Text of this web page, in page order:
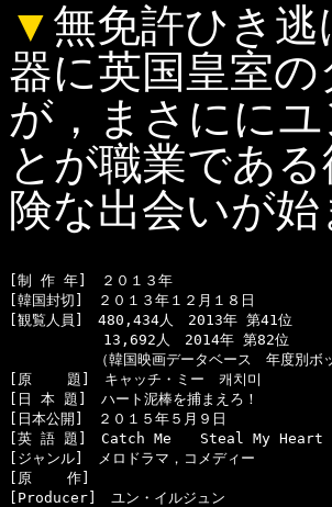
▼ 無免許ひき
器に英国皇室
が，まさにに
とが職業であ
険な出会いが始
[制 作 年]　２０１３年
[韓国封切]　２０１３年１２月１８日
[観覧人員]　480,434人　2013年 第41位
13,692人　2014年 第82位
（韓国映画データベース　年度別ボック
[原    題]　キャッチ・ミー　캐치미
[日 本 題]　ハート泥棒を捕まえろ！
[日本公開]　２０１５年５月９日
[英 語 題]　Catch Me　　Steal My Heart
[ジャンル]　メロドラマ，コメディー
[原    作]
[Producer]　ユン・イルジュン